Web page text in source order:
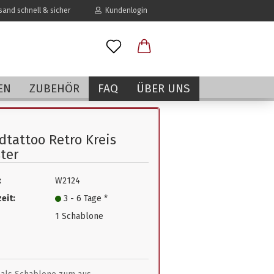
schnell & sicher Kundenlogin
vergessen?
ZUBEHÖR FAQ ÜBER UNS
Retro Kreis
W2124
3 - 6 Tage *
1 Schablone